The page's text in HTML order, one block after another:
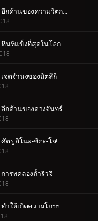
ตอนที่ 70 อีกด้านของความวิตกกังวล
หินที่แข็งที่สุดในโลก
จตจำนงของมิตสึกิ
อีกด้านของดวงจันทร์
ตรู อิโนะ-ชิกะ-โจ!
ารทดลองถ้ำริวจิ
ำให้เกิดความโกรธ